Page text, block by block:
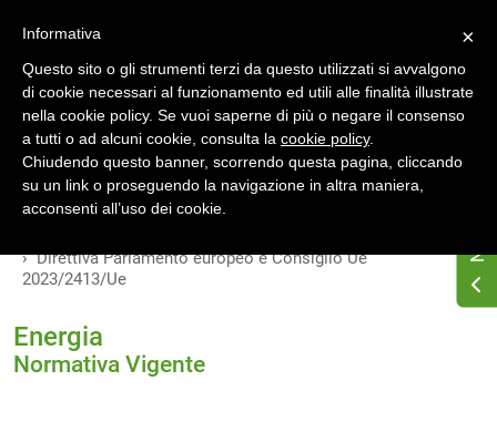
Home
Osservatorio di normativa energetica
Normativa energetica nazionale
Direttiva Parlamento europeo e Consiglio Ue
2023/2413/Ue
Energia
Normativa Vigente
×
Informativa
Questo sito o gli strumenti terzi da questo utilizzati si avvalgono
di cookie necessari al funzionamento ed utili alle finalità illustrate
nella cookie policy. Se vuoi saperne di più o negare il consenso
a tutti o ad alcuni cookie, consulta la cookie policy.
Chiudendo questo banner, scorrendo questa pagina, cliccando
su un link o proseguendo la navigazione in altra maniera,
acconsenti all’uso dei cookie.